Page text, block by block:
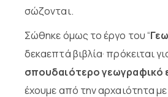
σώζονται.
Σώθηκε όμως το έργο του “
δεκαεπτά βιβλία· πρόκειται
σπουδαιότερο γεωγραφικό
έχουμε από την αρχαιότητα